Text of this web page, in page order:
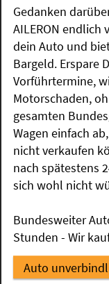
Gedanken
AILERON endlich
dein Auto und
Bargeld. Erspare
Vorführtermine,
Motorschaden,
gesamten
Wagen einfach
nicht verkaufen
nach spätestens
sich wohl nicht
Bundesweiter
Stunden - Wir
Auto